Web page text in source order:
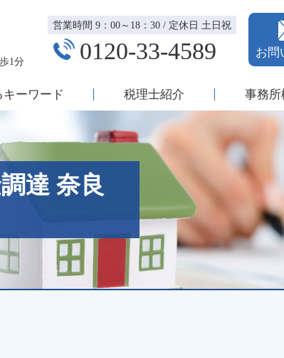
達 奈良
1分
営業時間 9：00～18：30 / 定休日 土日祝
0120-33-4589 お問
ーワード 税理士紹介 事務所